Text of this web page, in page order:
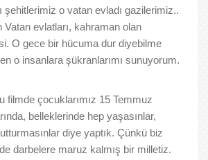
şehitlerimiz o vatan evladı gazilerimiz..
evlatları, kahraman olan
O gece bir hücuma dur diyebilme
o insanlara şükranlarımı sunuyorum.
filmde çocuklarımız 15 Temmuz
belleklerinde hep yaşasınlar,
diye yaptık. Çünkü biz
darbelere maruz kalmış bir milletiz.